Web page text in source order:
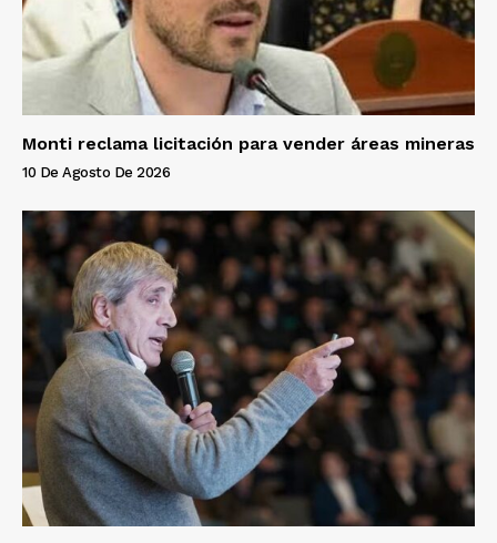
Monti reclama licitación para vender áreas mineras
10 De Agosto De 2026